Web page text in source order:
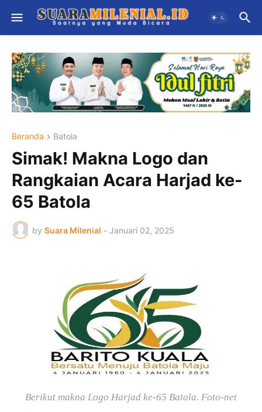
Beranda Batola
Simak! Makna Logo dan
Rangkaian Acara Harjad ke-
65 Batola
by Suara Milenial - Januari 02, 2025
Berikut makna Logo Harjad ke-65 Batola. Foto-net